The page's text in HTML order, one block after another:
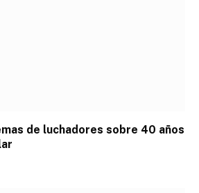
de luchadores sobre 40 años